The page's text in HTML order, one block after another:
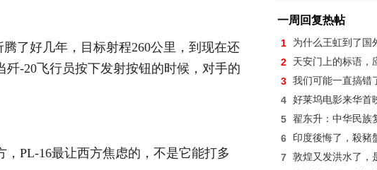
了好几年，目标射程260公里，到现在还
-20飞行员按下发射按钮的时候，对手的
PL-16最让西方焦虑的，不是它能打多
一周回复热帖
1 为什么王虹到了国
2 天安门上的标语，
3 我们可能一直搞错
4 好莱坞电影来华首
5 翟东升：中华民族
6 印度後悔了，殺豬
7 敦煌又发洪水了，